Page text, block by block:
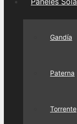
Gandía
Paterna
Torrente